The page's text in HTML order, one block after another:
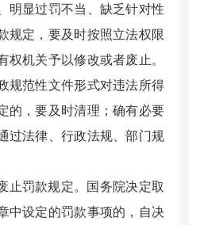
明显过罚不当、缺乏针对性
规定，要及时按照立法权限
权机关予以修改或者废止。
规范性文件形式对违法所得
的，要及时清理；确有必要
过法律、行政法规、部门规
止罚款规定。 国务院决定取
中设定的罚款事项的，自决